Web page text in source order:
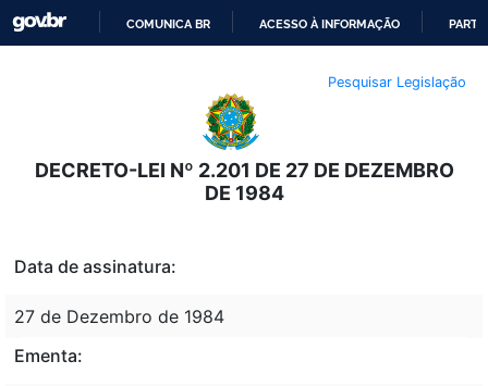
O
CONTEÚDO
COMUNICA BR ACESSO À INFORMAÇÃO
Pesquisar Legislação
DECRETO-LEI Nº 2.201 DE 27 DE DEZEMBRO
DE 1984
Data de assinatura:
27 de Dezembro de 1984
Ementa: